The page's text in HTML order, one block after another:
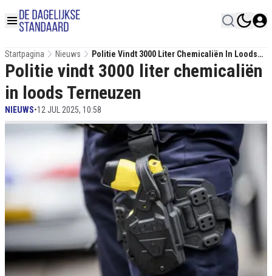
Startpagina Nieuws
Politie Vindt 3000 Liter Chemicaliën In Loods
Terneuzen
Politie vindt 3000 liter chemicaliën
in loods Terneuzen
NIEUWS•12 JUL 2025, 10:58